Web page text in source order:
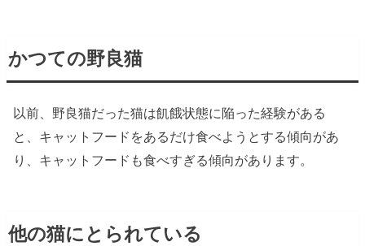
かつての野良猫
以前、野良猫だった猫は飢餓状態に陥った経験がある
と、キャットフードをあるだけ食べようとする傾向があ
り、キャットフードも食べすぎる傾向があります。
他の猫にとられている